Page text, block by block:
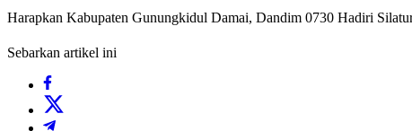
Harapkan Kabupaten Gunungkidul Damai, Dandim 0730 Hadiri
Sebarkan artikel ini